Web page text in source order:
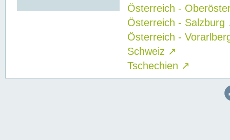
Österreich -
Österreich - Salzburg
Österreich -
Schweiz ↗
Tschechien ↗